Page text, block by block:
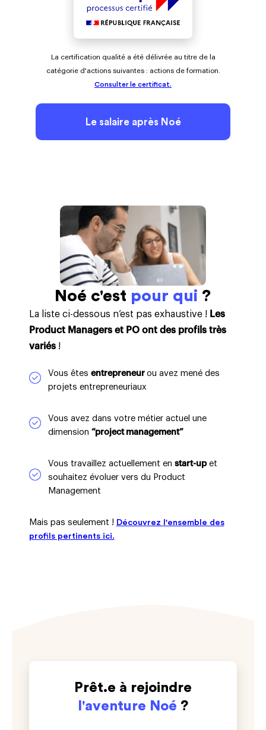
La certification qualité a été délivrée au titre de la
catégorie d'actions suivantes : actions de formation.
Consulter le certificat.
Le salaire après Noé
Noé c'est pour qui ?
La liste ci-dessous n’est pas exhaustive ! Les
Product Managers et PO ont des profils très
variés!
Vous êtesentrepreneurou avez mené des
projets entrepreneuriaux
Vous avez dans votre métier actuel une
dimension“project management”
Vous travaillez actuellement enstart-upet
souhaitez évoluer vers du Product
Management
Mais pas seulement ! Découvrez l'ensemble des
profils pertinents ici.
Prêt.e à rejoindre
l'aventure Noé ?